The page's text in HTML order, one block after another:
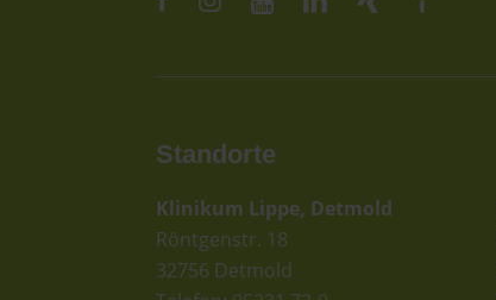
Standorte
Klinikum Lippe, Detmold
Röntgenstr. 18
32756 Detmold